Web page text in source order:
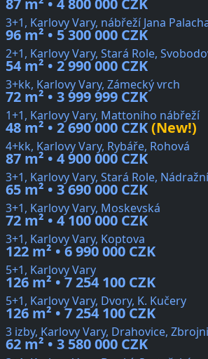
87 m² • 4 800 000 CZK
3+1, Karlovy Vary, nábřeží Jana
96 m² • 5 300 000 CZK
2+1, Karlovy Vary, Stará Role,
54 m² • 2 990 000 CZK
3+kk, Karlovy Vary, Zámecký vrch
72 m² • 3 999 999 CZK
1+1, Karlovy Vary, Mattoniho nábřeží
48 m² • 2 690 000 CZK(New!)
4+kk, Karlovy Vary, Rybáře, Rohová
87 m² • 4 900 000 CZK
3+1, Karlovy Vary, Stará Role, Nádražní
65 m² • 3 690 000 CZK
3+1, Karlovy Vary, Moskevská
72 m² • 4 100 000 CZK
3+1, Karlovy Vary, Koptova
122 m² • 6 990 000 CZK
5+1, Karlovy Vary
126 m² • 7 254 100 CZK
5+1, Karlovy Vary, Dvory, K. Kučery
126 m² • 7 254 100 CZK
3 izby, Karlovy Vary, Drahovice,
62 m² • 3 580 000 CZK